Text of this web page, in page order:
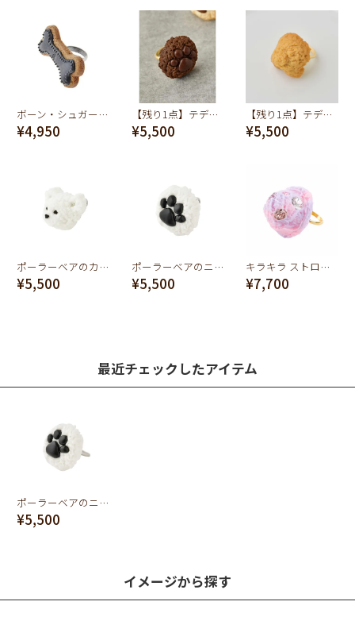
ボーン・シュガークッキー リング
¥4,950
【残り1点】テディベアのニクキュウ チョコレート クッキー リング
¥5,500
【残り1点】テディベアのオシリ メイプルクッキー リング
¥5,500
ポーラーベアのカオ ホワイトチョコレートクッキー イヤリング
¥5,500
ポーラーベアのニクキュウ ホワイトチョコレートクッキー イヤリング
¥5,500
キラキラ ストロベリー＆ブルーベリー アイスクリーム リング
¥7,700
最近チェックしたアイテム
ポーラーベアのニクキュウ ホワイトチョコレートクッキー リング
¥5,500
イメージから探す